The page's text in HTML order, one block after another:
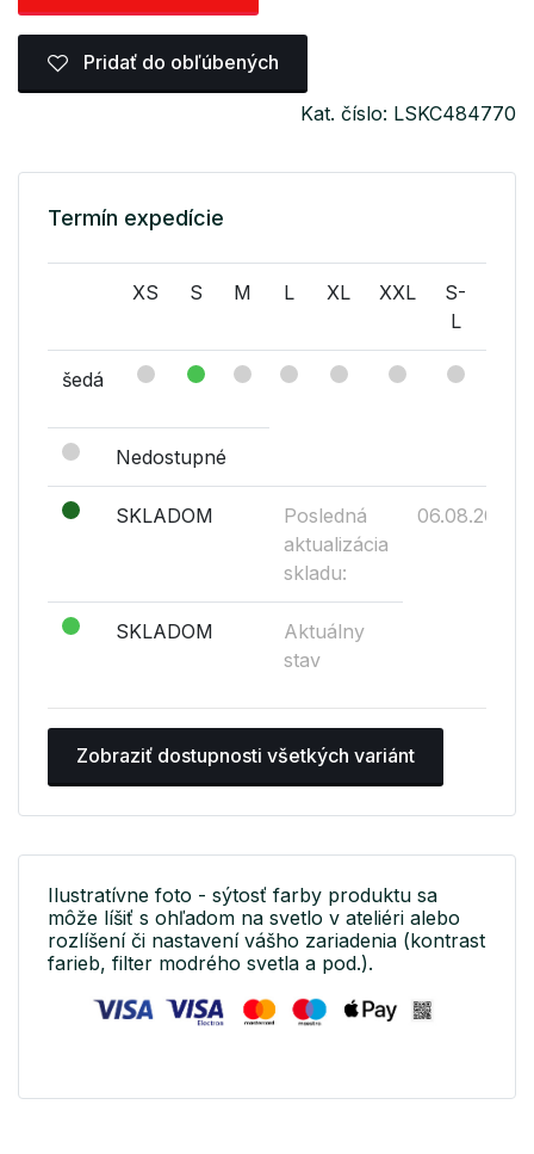
Pridať do obľúbených
Kat. číslo: LSKC484770
Termín expedície
XS S M L XL XXL
S-
L
šedá
Nedostupné
SKLADOM
Posledná
aktualizácia
skladu:
06.08.2026
SKLADOM
Aktuálny
stav
Zobraziť dostupnosti všetkých variánt
Ilustratívne foto - sýtosť farby produktu sa
môže líšiť s ohľadom na svetlo v ateliéri alebo
rozlíšení či nastavení vášho zariadenia (kontrast
farieb, filter modrého svetla a pod.).